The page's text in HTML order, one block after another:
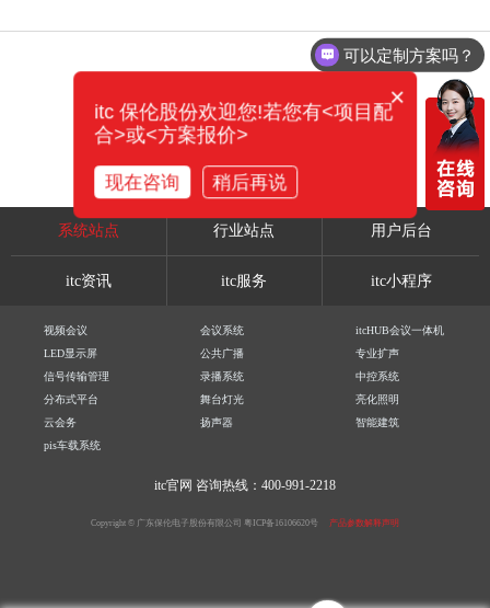
系统站点 行业站点 用户后台
itc资讯 itc服务 itc小程序
视频会议 会议系统
itcHUB会议一体机
LED显示屏
公共广播
专业扩声
信号传输管理
录播系统
中控系统
分布式平台
舞台灯光
亮化照明
云会务
扬声器
智能建筑
pis车载系统
itc官网 咨询热线：400-991-2218
Copyright © 广东保伦电子股份有限公司 粤ICP备16106620号 产品参数解释声明
可以定制方案吗？
×
itc 保伦股份欢迎您!若您有<项目配
合>或<方案报价>
现在咨询 稍后再说